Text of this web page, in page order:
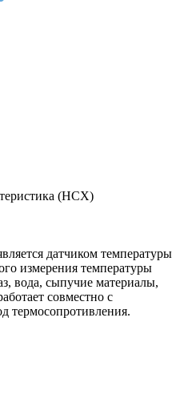
(НСХ)
датчиком температуры
измерения температуры
вода, сыпучие материалы,
совместно с
термосопротивления.